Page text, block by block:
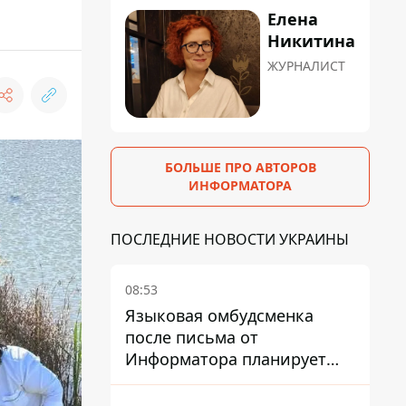
Елена
Никитина
ЖУРНАЛИСТ
БОЛЬШЕ ПРО АВТОРОВ
ИНФОРМАТОРА
ПОСЛЕДНИЕ НОВОСТИ УКРАИНЫ
08:53
Языковая омбудсменка
после письма от
Информатора планирует
наказать компанию-